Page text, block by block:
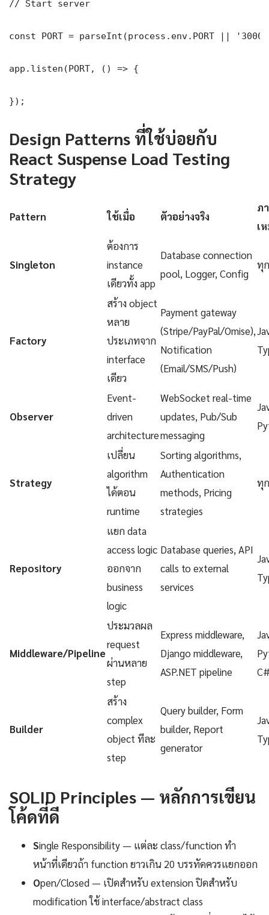
// Start server
const PORT = parseInt(process.env.PORT ||
app.listen(PORT, () => {
});
Design Patterns ที่ใช้บ่อยกับ
React Suspense Load Testing
Strategy
Pattern ใช้เมื่อ ตัวอย่างจริง
ภ
เ
Singleton
ต้องการ
instance
เดียวทั้ง app
Database connection
pool, Logger, Config
ทุ
Factory
สร้าง object
หลาย
ประเภทจาก
interface
เดียว
Payment gateway
(Stripe/PayPal/Omise),
Notification
(Email/SMS/Push)
Observer
Event-
driven
architecture
WebSocket real-time
updates, Pub/Sub
messaging
Strategy
เปลี่ยน
algorithm
ได้ตอน
runtime
Sorting algorithms,
Authentication
methods, Pricing
strategies
ทุ
Repository
แยก data
access logic
ออกจาก
business
logic
Database queries, API
calls to external
services
Middleware/Pipeline
ประมวลผล
request
ผ่านหลาย
step
Express middleware,
Django middleware,
ASP.NET pipeline
Builder
สร้าง
complex
object ทีละ
step
Query builder, Form
builder, Report
generator
SOLID Principles — หลักการเขียน
โค้ดที่ดี
Single Responsibility — แต่ละ class/function ทำ
หน้าที่เดียวถ้า function ยาวเกิน 20 บรรทัดควรแยกออก
Open/Closed — เปิดสำหรับ extension ปิดสำหรับ
modification ใช้ interface/abstract class